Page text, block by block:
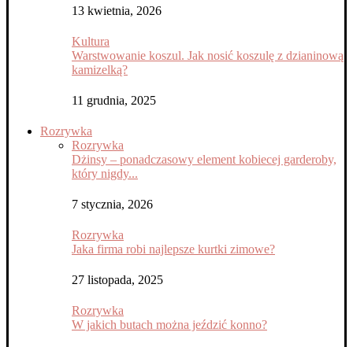
13 kwietnia, 2026
Kultura
Warstwowanie koszul. Jak nosić koszulę z dzianinową
kamizelką?
11 grudnia, 2025
Rozrywka
Rozrywka
Dżinsy – ponadczasowy element kobiecej garderoby,
który nigdy...
7 stycznia, 2026
Rozrywka
Jaka firma robi najlepsze kurtki zimowe?
27 listopada, 2025
Rozrywka
W jakich butach można jeździć konno?